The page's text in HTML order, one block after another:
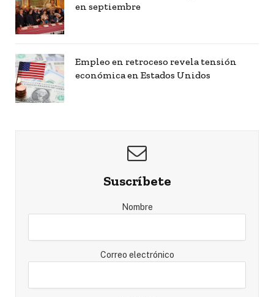
en septiembre
Empleo en retroceso revela tensión
económica en Estados Unidos
Suscríbete
Nombre
Correo electrónico